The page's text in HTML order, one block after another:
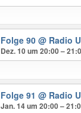
Folge 90@ Radio
Dez. 10 um 20:00 –
Folge 91@ Radio
Jan. 14 um 20:00 –